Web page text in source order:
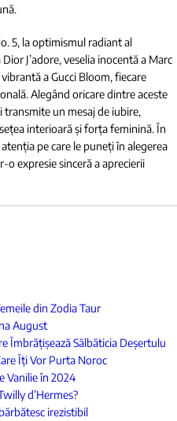
5, la optimismul radiant al
J’adore, veselia inocentă a Marc
a Gucci Bloom, fiecare
Alegând oricare dintre aceste
un mesaj de iubire,
interioară și forța feminină. În
pe care le puneți în alegerea
expresie sinceră a aprecierii
din Zodia Taur
August
Îmbrățișează Sălbăticia Deșertulu
Îți Vor Purta Noroc
Vanilie în 2024
d’Hermes?
irezistibil